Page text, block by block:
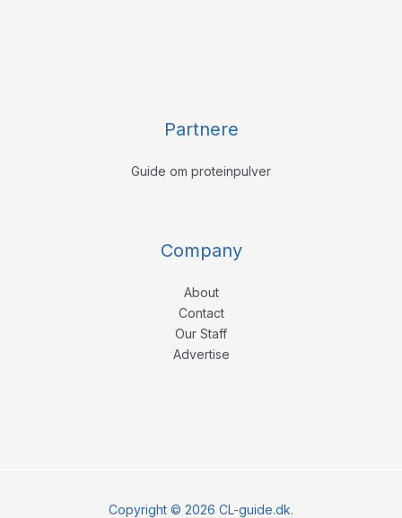
Partnere
Guide om proteinpulver
Company
About
Contact
Our Staff
Advertise
Copyright © 2026 CL-guide.dk.